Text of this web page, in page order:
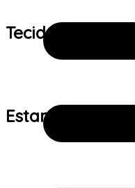
Tecido:
Estampa: